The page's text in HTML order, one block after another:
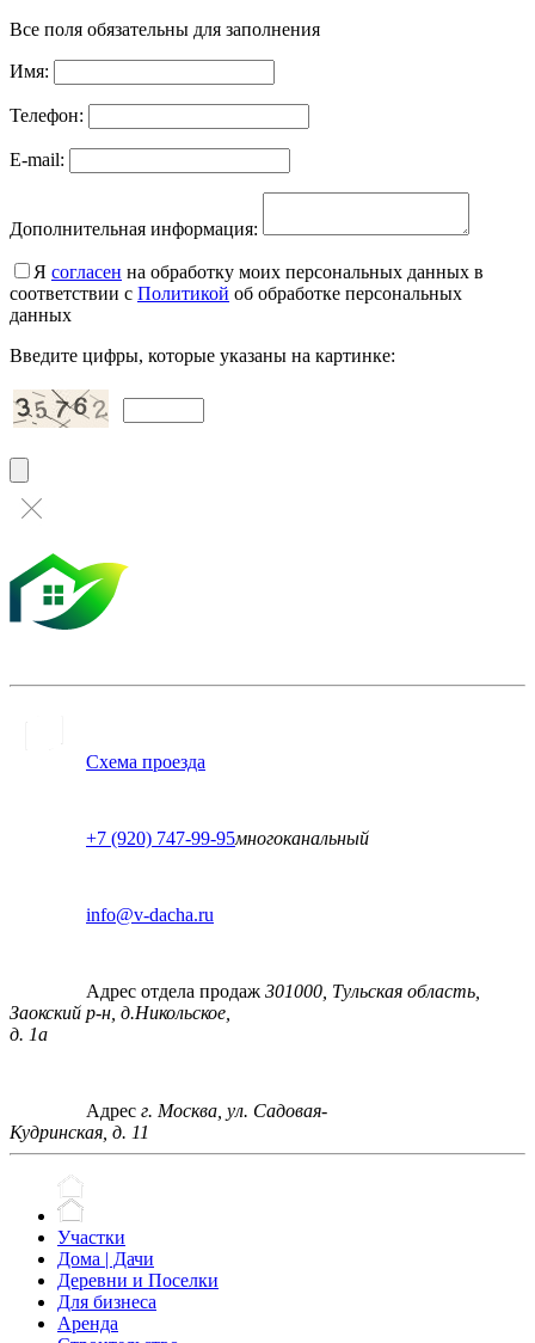
Все поля обязательны для заполнения
Имя:
Телефон:
E-mail:
Дополнительная информация:
Я согласен на обработку моих персональных данных в
соответствии с Политикой об обработке персональных
данных
Введите цифры, которые указаны на картинке:
Схема проезда
+7 (920) 747-99-95многоканальный
info@v-dacha.ru
Адрес отдела продаж 301000, Тульская область,
Заокский р-н, д.Никольское,
д. 1а
Адрес г. Москва, ул. Садовая-
Кудринская, д. 11
Участки
Дома | Дачи
Деревни и Поселки
Для бизнеса
Аренда